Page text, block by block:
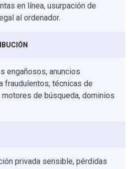
en línea, usurpación de
al ordenador.
engañosos, anuncios
fraudulentos, técnicas de
de búsqueda, dominios
privada sensible, pérdidas